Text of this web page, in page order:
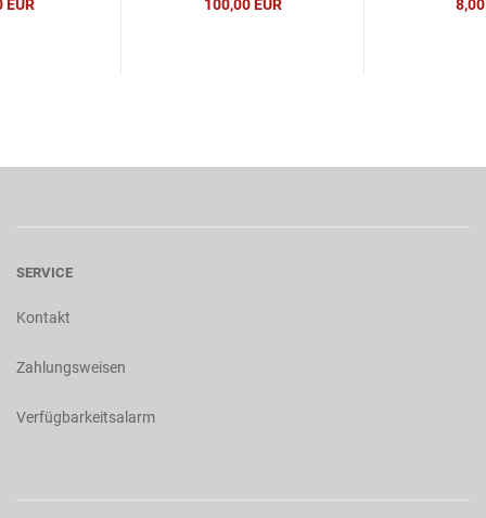
EUR 100,00 EUR
8,00
SERVICE
Kontakt
Zahlungsweisen
Verfügbarkeitsalarm